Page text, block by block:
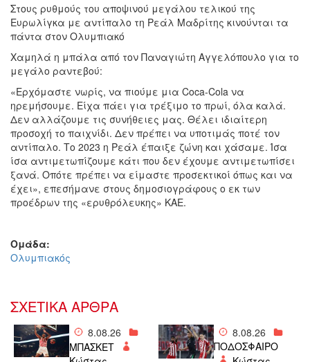
Στους ρυθμούς του αποψινού μεγάλου τελικού της
Ευρωλίγκα με αντίπαλο τη Ρεάλ Μαδρίτης κινούνται τα
πάντα στον Ολυμπιακό
Χαμηλά η μπάλα από τον Παναγιώτη Αγγελόπουλο για το
μεγάλο ραντεβού:
«Ερχόμαστε νωρίς, να πιούμε μια Coca-Cola να
ηρεμήσουμε. Είχα πάει για τρέξιμο το πρωί, όλα καλά.
Δεν αλλάζουμε τις συνήθειες μας. Θέλει ιδιαίτερη
προσοχή το παιχνίδι. Δεν πρέπει να υποτιμάς ποτέ τον
αντίπαλο. Το 2023 η Ρεάλ έπαιξε ζώνη και χάσαμε. Ίσα
ίσα αντιμετωπίζουμε κάτι που δεν έχουμε αντιμετωπίσει
ξανά. Οπότε πρέπει να είμαστε προσεκτικοί όπως και να
έχει», επεσήμανε στους δημοσιογράφους ο εκ των
προέδρων της «ερυθρόλευκης» ΚΑΕ.
Ομάδα:
Ολυμπιακός
ΣΧΕΤΙΚΑ ΑΡΘΡΑ
8.08.26
ΜΠΑΣΚΕΤ
8.08.26
ΠΟΔΟΣΦΑΙΡΟ